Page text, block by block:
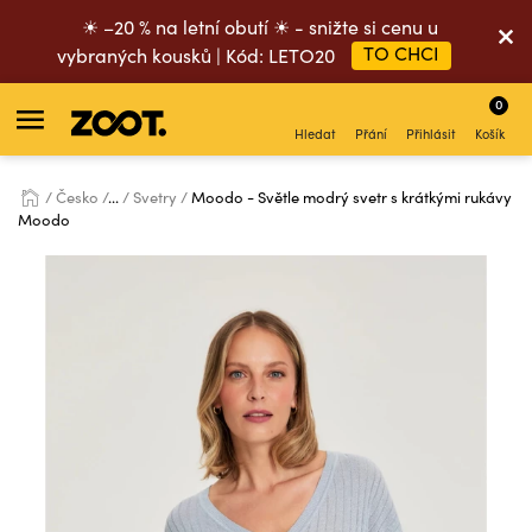
☀ –20 % na letní obutí ☀ - snižte si cenu u
vybraných kousků | Kód: LETO20
TO CHCI
Hledat Přání Přihlásit Košík
0
Česko ... Svetry
Moodo - Světle modrý svetr s krátkými rukávy
Moodo